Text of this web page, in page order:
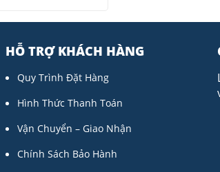
HỖ TRỢ KHÁCH HÀNG
Quy Trình Đặt Hàng
Hình Thức Thanh Toán
Vận Chuyển – Giao Nhận
Chính Sách Bảo Hành